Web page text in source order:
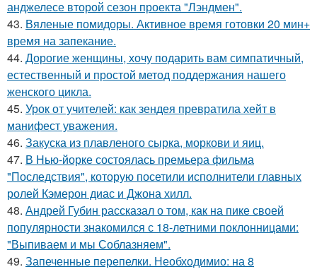
анджелесе второй сезон проекта "Лэндмен".
43. Вяленые помидоры. Активное время готовки 20 мин+
время на запекание.
44. Дорогие женщины, хочу подарить вам симпатичный,
естественный и простой метод поддержания нашего
женского цикла.
45. Урок от учителей: как зендея превратила хейт в
манифест уважения.
46. Закуска из плавленого сырка, моркови и яиц.
47. В Нью-йорке состоялась премьера фильма
"Последствия", которую посетили исполнители главных
ролей Кэмерон диас и Джона хилл.
48. Андрей Губин рассказал о том, как на пике своей
популярности знакомился с 18-летними поклонницами:
"Выпиваем и мы Соблазняем".
49. Запеченные перепелки. Необходимио: на 8